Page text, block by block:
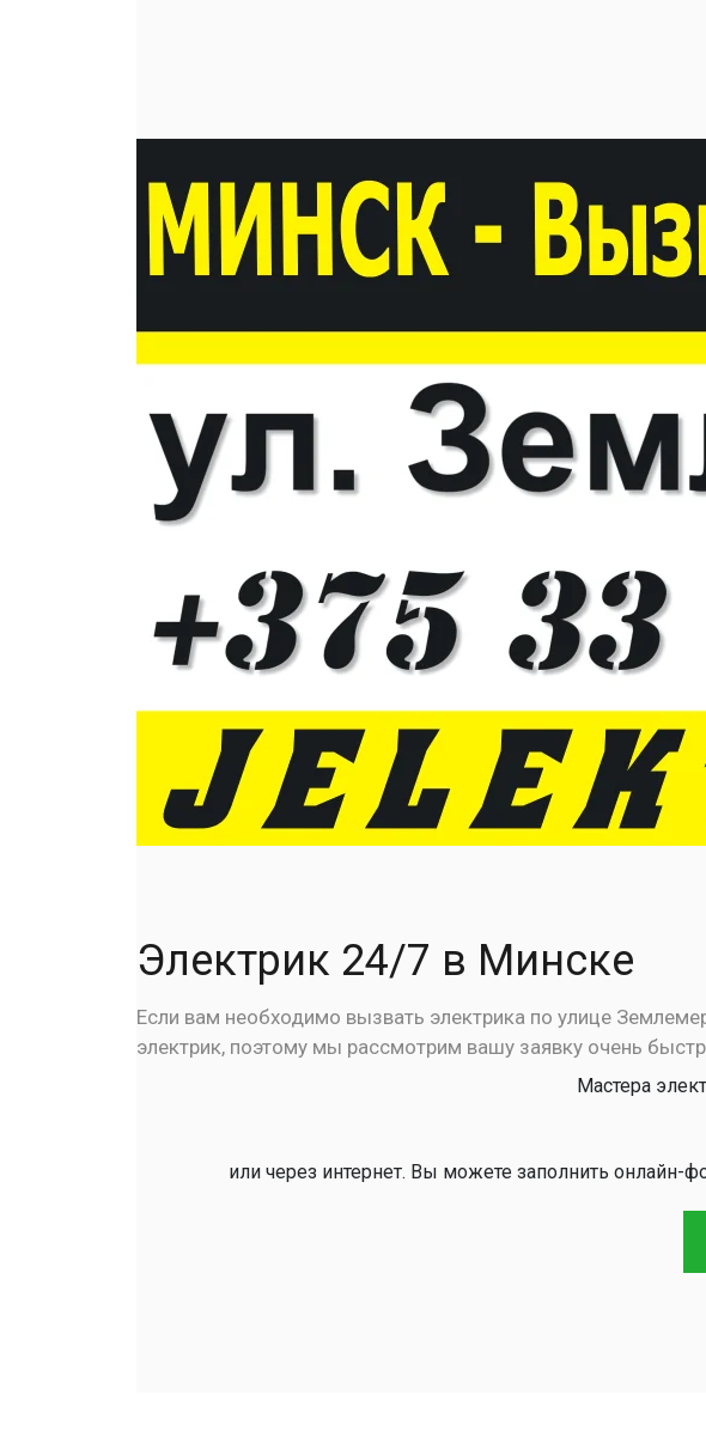
Электрик 24/7 в Минске
Если вам необходимо вызвать электрика по улице
электрик, поэтому мы рассмотрим вашу заявку очень
Мастера
или через интернет. Вы можете заполнить онлайн-